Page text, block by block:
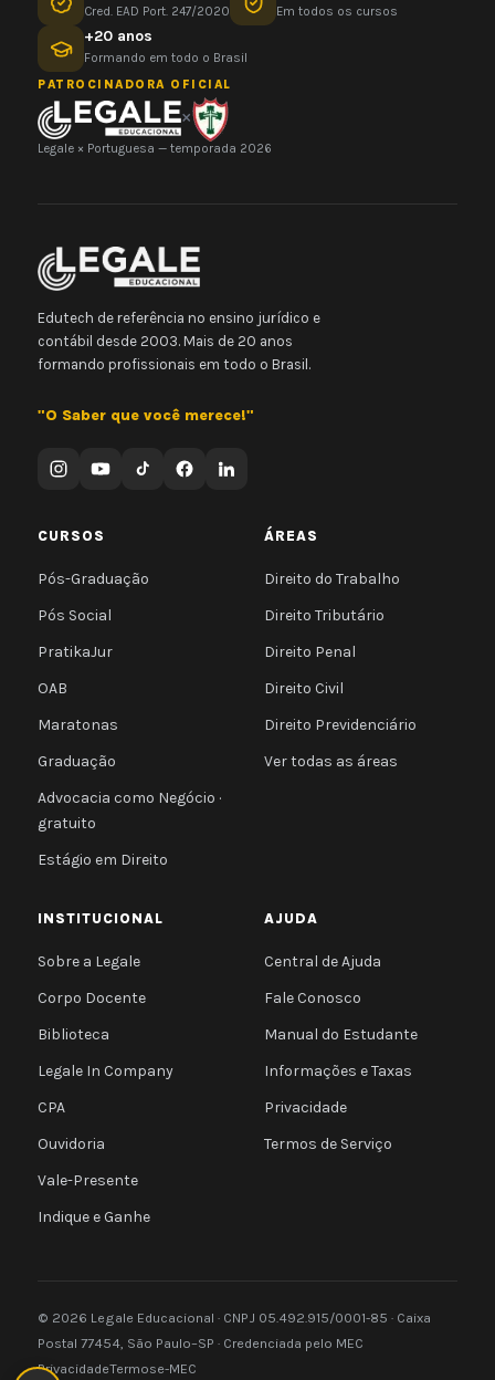
Cred. EAD Port. 247/2020 Em todos os cursos
+20 anos
Formando em todo o Brasil
PATROCINADORA OFICIAL
×
Legale × Portuguesa — temporada 2026
Edutech de referência no ensino jurídico e
contábil desde 2003. Mais de 20 anos
formando profissionais em todo o Brasil.
"O Saber que você merece!"
CURSOS
Pós-Graduação
Pós Social
PratikaJur
OAB
Maratonas
Graduação
Advocacia como Negócio ·
gratuito
Estágio em Direito
ÁREAS
Direito do Trabalho
Direito Tributário
Direito Penal
Direito Civil
Direito Previdenciário
Ver todas as áreas
INSTITUCIONAL
Sobre a Legale
Corpo Docente
Biblioteca
Legale In Company
CPA
Ouvidoria
Vale-Presente
Indique e Ganhe
AJUDA
Central de Ajuda
Fale Conosco
Manual do Estudante
Informações e Taxas
Privacidade
Termos de Serviço
© 2026 Legale Educacional · CNPJ 05.492.915/0001-85 · Caixa
Postal 77454, São Paulo–SP · Credenciada pelo MEC
PrivacidadeTermose-MEC